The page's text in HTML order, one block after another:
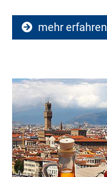
mehr erfahren